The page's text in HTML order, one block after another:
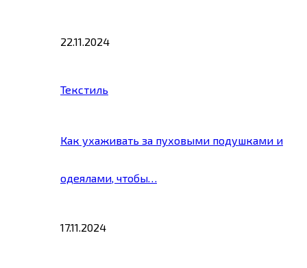
22.11.2024
Текстиль
Как ухаживать за пуховыми подушками и
одеялами, чтобы…
17.11.2024